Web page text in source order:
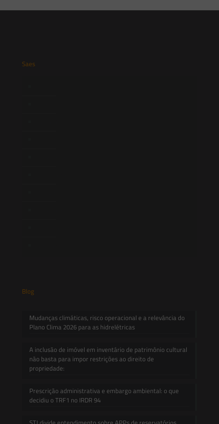
Saes
Blog
Mudanças climáticas, risco operacional e a relevância do
Plano Clima 2026 para as hidrelétricas
A inclusão de imóvel em inventário de patrimônio cultural
não basta para impor restrições ao direito de
propriedade:
Prescrição administrativa e embargo ambiental: o que
decidiu o TRF1 no IRDR 94